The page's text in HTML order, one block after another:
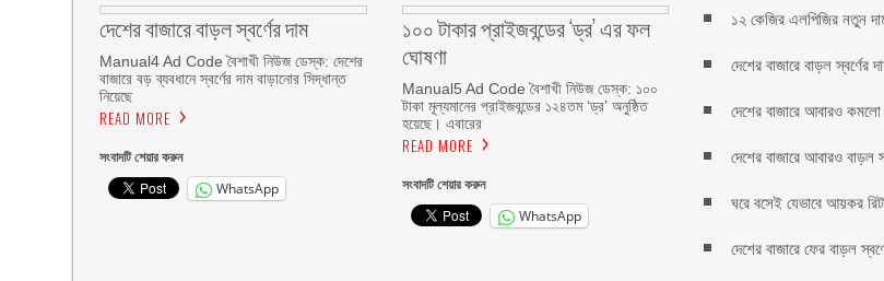
দেশের বাজারে বাড়ল স্বর্ণের দাম
Manual4 Ad Code বৈশাখী নিউজ ডেস্ক: দেশের
বাজারে বড় ব্যবধানে স্বর্ণের দাম বাড়ানোর সিদ্ধান্ত
নিয়েছে
READ MORE
সংবাদটি শেয়ার করুন
WhatsApp
১০০ টাকার প্রাইজবন্ডের ‘ড্র’ এর ফল
ঘোষণা
Manual5 Ad Code বৈশাখী নিউজ ডেস্ক: ১০০
টাকা মূল্যমানের প্রাইজবন্ডের ১২৪তম ‘ড্র’ অনুষ্ঠিত
হয়েছে। এবারের
READ MORE
সংবাদটি শেয়ার করুন
WhatsApp
১২ কেজির এলপিজির নতুন
দেশের বাজারে বাড়ল স্বর্ণের
দেশের বাজারে আবারও কমলো
দেশের বাজারে আবারও বাড়ল
ঘরে বসেই যেভাবে আয়কর
দেশের বাজারে ফের বাড়ল